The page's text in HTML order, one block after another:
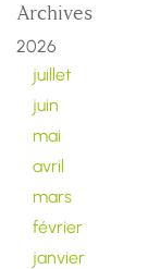
Archives
2026
juillet
juin
mai
avril
mars
février
janvier